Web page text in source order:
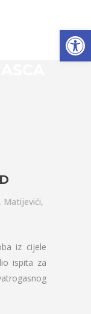
, Matijevići,
iz cijele
ispita za